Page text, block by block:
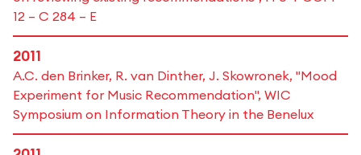
12 – C 284 – E
2011
A.C. den Brinker, R. van Dinther, J. Skowronek, "Mood
Experiment for Music Recommendation", WIC
Symposium on Information Theory in the Benelux